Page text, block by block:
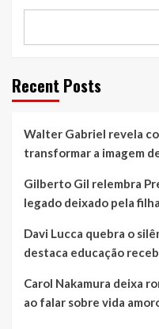
Recent Posts
Walter Gabriel revela
transformar a imagem
Gilberto Gil relembra
legado deixado pela filha
Davi Lucca quebra o
destaca educação
Carol Nakamura deixa
ao falar sobre vida